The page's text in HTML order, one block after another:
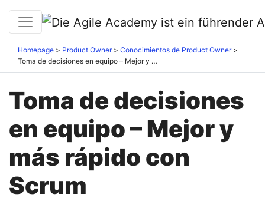
Homepage Product Owner
Conocimientos de Product Owner
Toma de decisiones en equipo – Mejor y más rápido con Scrum
Toma de decisiones
en equipo – Mejor y
más rápido con
Scrum